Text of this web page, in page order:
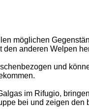
möglichen
anderen Welpen
und
im Rifugio,
bei und zeigen den